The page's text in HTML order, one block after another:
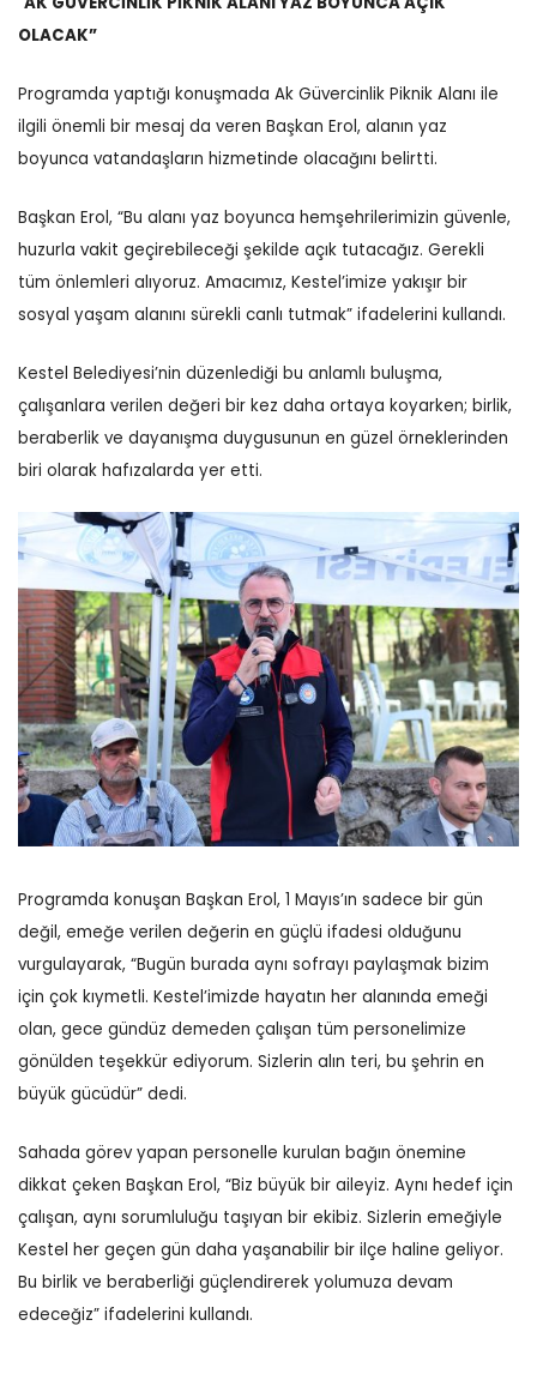
OLACAK”
Programda yaptığı konuşmada Ak Güvercinlik Piknik Alanı ile
ilgili önemli bir mesaj da veren Başkan Erol, alanın yaz
boyunca vatandaşların hizmetinde olacağını belirtti.
Başkan Erol, “Bu alanı yaz boyunca hemşehrilerimizin güvenle,
huzurla vakit geçirebileceği şekilde açık tutacağız. Gerekli
tüm önlemleri alıyoruz. Amacımız, Kestel’imize yakışır bir
sosyal yaşam alanını sürekli canlı tutmak” ifadelerini kullandı.
Kestel Belediyesi’nin düzenlediği bu anlamlı buluşma,
çalışanlara verilen değeri bir kez daha ortaya koyarken; birlik,
beraberlik ve dayanışma duygusunun en güzel örneklerinden
biri olarak hafızalarda yer etti.
Programda konuşan Başkan Erol, 1 Mayıs’ın sadece bir gün
değil, emeğe verilen değerin en güçlü ifadesi olduğunu
vurgulayarak, “Bugün burada aynı sofrayı paylaşmak bizim
için çok kıymetli. Kestel’imizde hayatın her alanında emeği
olan, gece gündüz demeden çalışan tüm personelimize
gönülden teşekkür ediyorum. Sizlerin alın teri, bu şehrin en
büyük gücüdür” dedi.
Sahada görev yapan personelle kurulan bağın önemine
dikkat çeken Başkan Erol, “Biz büyük bir aileyiz. Aynı hedef için
çalışan, aynı sorumluluğu taşıyan bir ekibiz. Sizlerin emeğiyle
Kestel her geçen gün daha yaşanabilir bir ilçe haline geliyor.
Bu birlik ve beraberliği güçlendirerek yolumuza devam
edeceğiz” ifadelerini kullandı.